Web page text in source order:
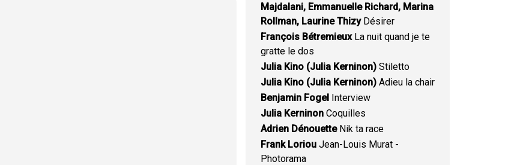
Majdalani, Emmanuelle Richard, Marina
Rollman, Laurine ThizyDésirer
François BétremieuxLa nuit quand je te
gratte le dos
Julia Kino (Julia Kerninon) Stiletto
Julia Kino (Julia Kerninon) Adieu la chair
Benjamin Fogel Interview
Julia Kerninon Coquilles
Adrien DénouetteNik ta race
Frank Loriou Jean-Louis Murat -
Photorama